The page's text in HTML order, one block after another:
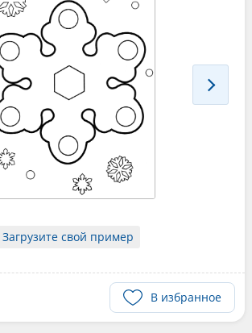
Загрузите свой пример
В избранное